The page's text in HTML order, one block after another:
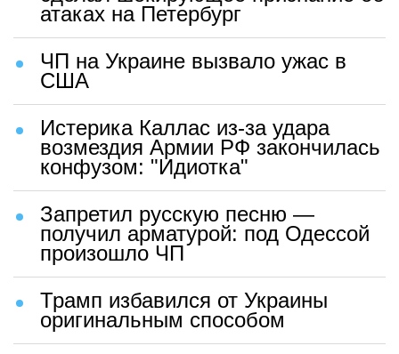
атаках на Петербург
ЧП на Украине вызвало ужас в
США
Истерика Каллас из-за удара
возмездия Армии РФ закончилась
конфузом: "Идиотка"
Запретил русскую песню —
получил арматурой: под Одессой
произошло ЧП
Трамп избавился от Украины
оригинальным способом